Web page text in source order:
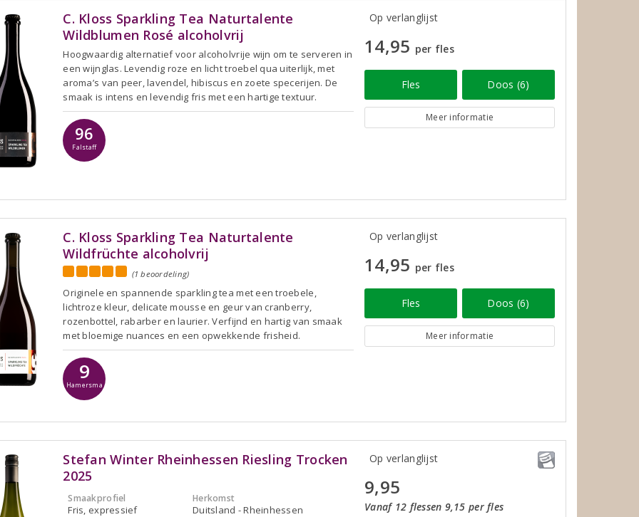
C. Kloss Sparkling Tea Naturtalente
Wildblumen Rosé alcoholvrij
Hoogwaardig alternatief voor alcoholvrije wijn om te serveren in
een wijnglas. Levendig roze en licht troebel qua uiterlijk, met
aroma’s van peer, lavendel, hibiscus en zoete specerijen. De
smaak is intens en levendig fris met een hartige textuur.
96
Falstaff
Op verlanglijst
14,95 per fles
Fles Doos (6)
Meer informatie
C. Kloss Sparkling Tea Naturtalente
Wildfrüchte alcoholvrij
(1 beoordeling)
Originele en spannende sparkling tea met een troebele,
lichtroze kleur, delicate mousse en geur van cranberry,
rozenbottel, rabarber en laurier. Verfijnd en hartig van smaak
met bloemige nuances en een opwekkende frisheid.
9
Hamersma
Op verlanglijst
14,95 per fles
Fles Doos (6)
Meer informatie
Stefan Winter Rheinhessen Riesling Trocken
2025
Smaakprofiel
Fris, expressief
Herkomst
Duitsland - Rheinhessen
Op verlanglijst
9,95
Vanaf 12 flessen 9,15 per fles